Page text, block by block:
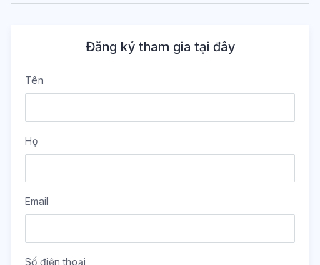
Đăng ký tham gia tại đây
Tên
Họ
Email
Số điện thoại